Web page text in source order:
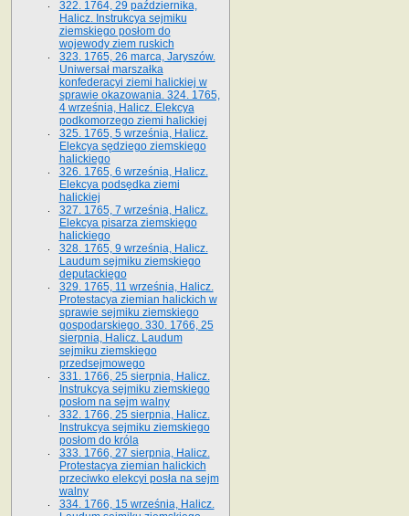
322. 1764, 29 października,
Halicz. Instrukcya sejmiku
ziemskiego posłom do
wojewody ziem ruskich
323. 1765, 26 marca, Jaryszów.
Uniwersał marszałka
konfederacyi ziemi halickiej w
sprawie okazowania. 324. 1765,
4 września, Halicz. Elekcya
podkomorzego ziemi halickiej
325. 1765, 5 września, Halicz.
Elekcya sędziego ziemskiego
halickiego
326. 1765, 6 września, Halicz.
Elekcya podsędka ziemi
halickiej
327. 1765, 7 września, Halicz.
Elekcya pisarza ziemskiego
halickiego
328. 1765, 9 września, Halicz.
Laudum sejmiku ziemskiego
deputackiego
329. 1765, 11 września, Halicz.
Protestacya ziemian halickich w
sprawie sejmiku ziemskiego
gospodarskiego. 330. 1766, 25
sierpnia, Halicz. Laudum
sejmiku ziemskiego
przedsejmowego
331. 1766, 25 sierpnia, Halicz.
Instrukcya sejmiku ziemskiego
posłom na sejm walny
332. 1766, 25 sierpnia, Halicz.
Instrukcya sejmiku ziemskiego
posłom do króla
333. 1766, 27 sierpnia, Halicz.
Protestacya ziemian halickich
przeciwko elekcyi posła na sejm
walny
334. 1766, 15 września, Halicz.